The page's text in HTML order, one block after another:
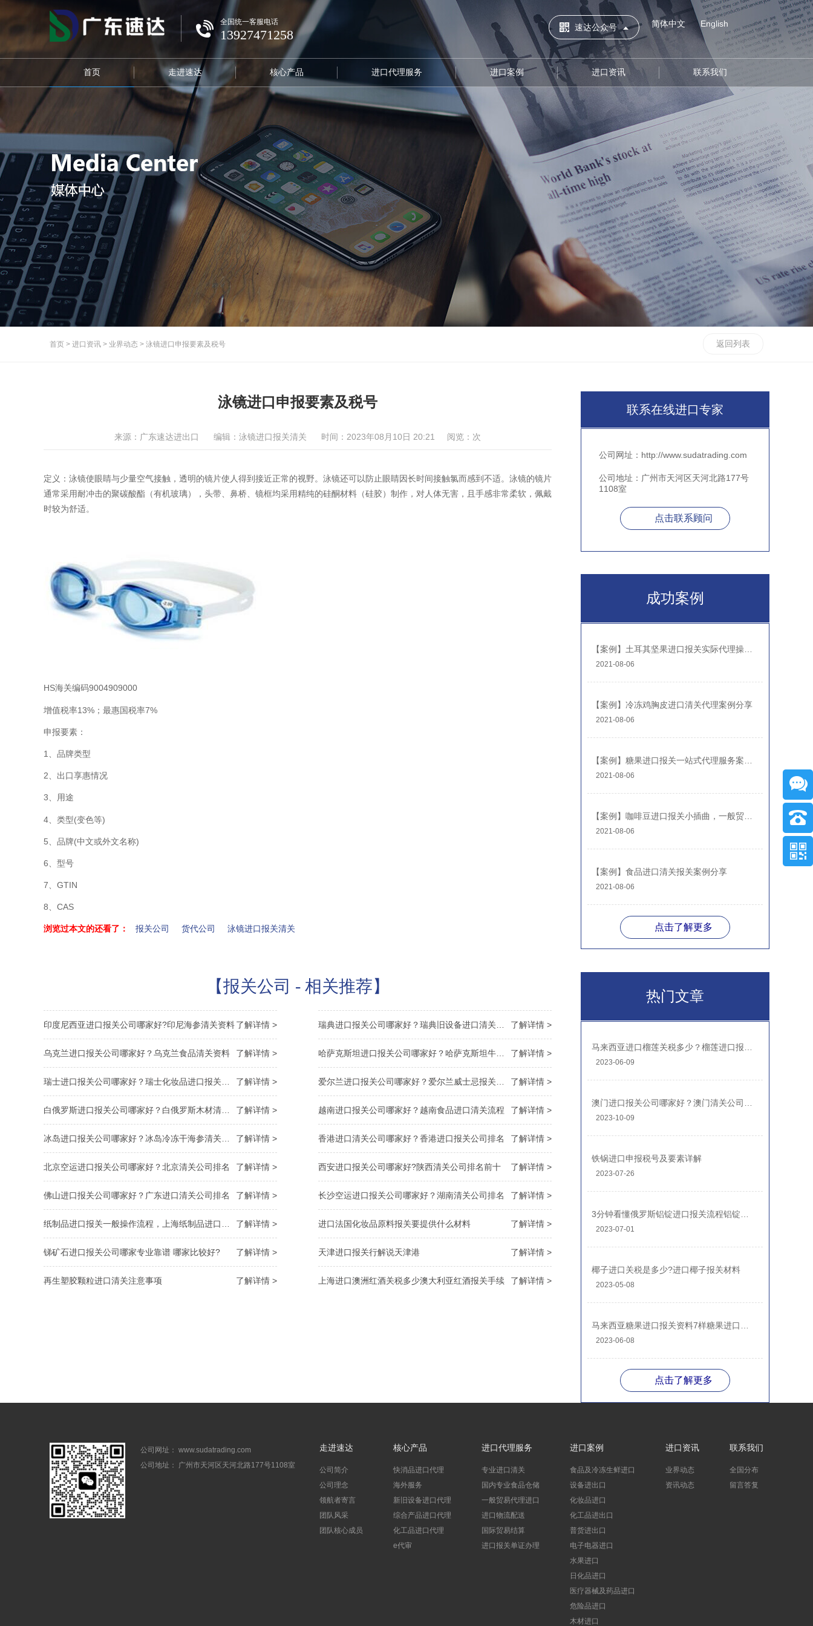
全国统一客服电话
13927471258
简体中文 English
速达公众号
首页 走进速达 核心产品 进口代理服务 进口案例 进口资讯 联系我们
首页 > 进口资讯 > 业界动态 > 泳镜进口申报要素及税号 返回列表
泳镜进口申报要素及税号
来源：广东速达进出口 编辑：泳镜进口报关清关 时间：2023年08月10日 20:21 阅览： 次
定义：泳镜使眼睛与少量空气接触，透明的镜片使人得到接近正常的视野。泳镜还可以防止眼睛因长时间接触氯而感到不适。泳镜的镜片
通常采用耐冲击的聚碳酸酯（有机玻璃），头带、鼻桥、镜框均采用精纯的硅酮材料（硅胶）制作，对人体无害，且手感非常柔软，佩戴
时较为舒适。
HS海关编码9004909000
增值税率13%；最惠国税率7%
申报要素：
1、品牌类型
2、出口享惠情况
3、用途
4、类型(变色等)
5、品牌(中文或外文名称)
6、型号
7、GTIN
8、CAS
浏览过本文的还看了： 报关公司 货代公司 泳镜进口报关清关
【报关公司 - 相关推荐】
了解详情 >
印度尼西亚进口报关公司哪家好?印尼海参清关资料 了解详情 >
瑞典进口报关公司哪家好？瑞典旧设备进口清关资料
了解详情 >
乌克兰进口报关公司哪家好？乌克兰食品清关资料 了解详情 >
哈萨克斯坦进口报关公司哪家好？哈萨克斯坦牛皮清关
了解详情 >
瑞士进口报关公司哪家好？瑞士化妆品进口报关资料 了解详情 >
爱尔兰进口报关公司哪家好？爱尔兰威士忌报关资料
了解详情 >
白俄罗斯进口报关公司哪家好？白俄罗斯木材清关流程 了解详情 >
越南进口报关公司哪家好？越南食品进口清关流程
了解详情 >
冰岛进口报关公司哪家好？冰岛冷冻干海参清关手续 了解详情 >
香港进口清关公司哪家好？香港进口报关公司排名
了解详情 >
北京空运进口报关公司哪家好？北京清关公司排名 了解详情 >
西安进口报关公司哪家好?陕西清关公司排名前十
了解详情 >
佛山进口报关公司哪家好？广东进口清关公司排名 了解详情 >
长沙空运进口报关公司哪家好？湖南清关公司排名
了解详情 >
纸制品进口报关一般操作流程，上海纸制品进口报关公司解析 了解详情 >
进口法国化妆品原料报关要提供什么材料
了解详情 >
锑矿石进口报关公司哪家专业靠谱 哪家比较好? 了解详情 >
天津进口报关行解说天津港
了解详情 >
再生塑胶颗粒进口清关注意事项 了解详情 >
上海进口澳洲红酒关税多少澳大利亚红酒报关手续
联系在线进口专家
公司网址：http://www.sudatrading.com
公司地址：广州市天河区天河北路177号
1108室
点击联系顾问
成功案例
【案例】土耳其坚果进口报关实际代理操作案例
2021-08-06
【案例】冷冻鸡胸皮进口清关代理案例分享
2021-08-06
【案例】糖果进口报关一站式代理服务案例分享-糖果报关公司
2021-08-06
【案例】咖啡豆进口报关小插曲，一般贸易进口案例分享
2021-08-06
【案例】食品进口清关报关案例分享
2021-08-06
点击了解更多
热门文章
2023-06-09
2023-10-09
铁锅进口申报税号及要素详解
2023-07-26
2023-07-01
椰子进口关税是多少?进口椰子报关材料
2023-05-08
2023-06-08
点击了解更多
公司网址： www.sudatrading.com
公司地址： 广州市天河区天河北路177号1108室
走进速达
公司简介
公司理念
领航者寄言
团队风采
团队核心成员
核心产品
快消品进口代理
海外服务
新旧设备进口代理
综合产品进口代理
化工品进口代理
e代审
进口代理服务
专业进口清关
国内专业食品仓储
一般贸易代理进口
进口物流配送
国际贸易结算
进口报关单证办理
进口案例
食品及冷冻生鲜进口
设备进出口
化妆品进口
化工品进出口
普货进出口
电子电器进口
水果进口
日化品进口
医疗器械及药品进口
危险品进口
木材进口
进口资讯
业界动态
资讯动态
联系我们
全国分布
留言答复